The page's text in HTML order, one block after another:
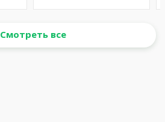
Смотреть все